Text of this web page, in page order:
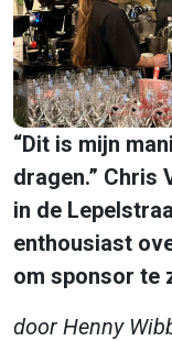
“Dit is mijn
dragen.” Chris
in de
enthousiast
om sponsor te
door Henny